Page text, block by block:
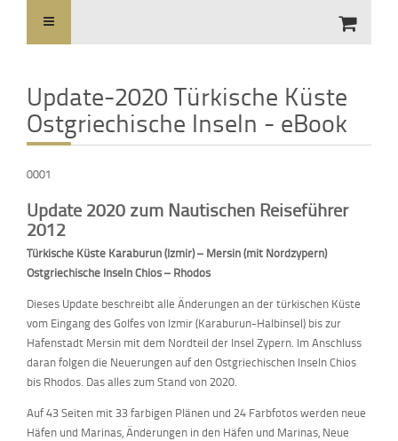
Update-2020 Türkische Küste
Ostgriechische Inseln - eBook
0001
Update 2020 zum Nautischen Reiseführer
2012
Türkische Küste Karaburun (Izmir) – Mersin (mit Nordzypern)
Ostgriechische Inseln Chios – Rhodos
Dieses Update beschreibt alle Änderungen an der türkischen Küste
vom Eingang des Golfes von Izmir (Karaburun-Halbinsel) bis zur
Hafenstadt Mersin mit dem Nordteil der Insel Zypern. Im Anschluss
daran folgen die Neuerungen auf den Ostgriechischen Inseln Chios
bis Rhodos. Das alles zum Stand von 2020.
Auf 43 Seiten mit 33 farbigen Plänen und 24 Farbfotos werden neue
Häfen und Marinas, Änderungen in den Häfen und Marinas, Neue